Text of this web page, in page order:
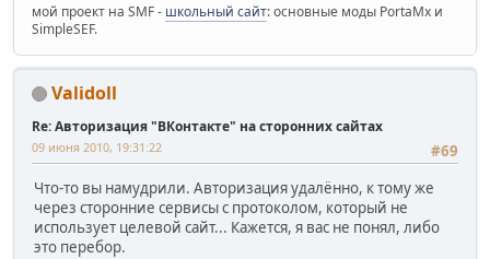
мой проект на SMF - школьный сайт: основные моды PortaMx и
SimpleSEF.
Validoll
Re: Авторизация "ВКонтакте" на сторонних сайтах
#69
09 июня 2010, 19:31:22
Что-то вы намудрили. Авторизация удалённо, к тому же
через сторонние сервисы с протоколом, который не
использует целевой сайт... Кажется, я вас не понял, либо
это перебор.